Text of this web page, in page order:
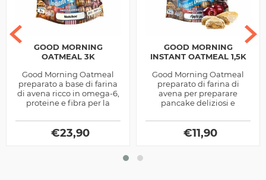
GOOD MORNING
OATMEAL 3K
Good Morning Oatmeal
preparato a base di farina
di avena ricco in omega-6,
proteine e fibra per la
prodotto dalla Universal
McGregor
€23,90
GOOD MORNING
INSTANT OATMEAL 1,5K
Good Morning Oatmeal
preparato di farina di
avena per preparare
pancake deliziosi e
acidi grassi prodotto dalla
Universal...
€11,90